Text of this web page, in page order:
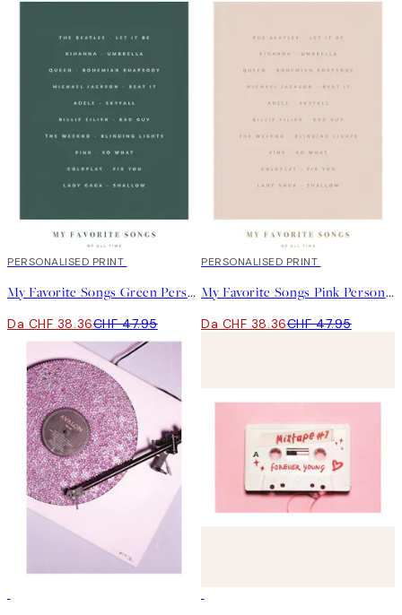
20%*
PERSONALISED PRINT
My Favorite Songs Green Personal Poster
Da CHF 38.36CHF 47.95
20%*
PERSONALISED PRINT
My Favorite Songs Pink Personal Poster
Da CHF 38.36CHF 47.95